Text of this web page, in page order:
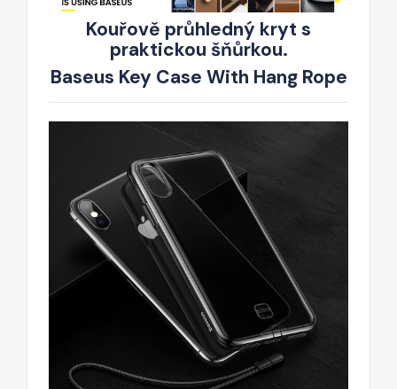
Kouřově průhledný kryt s
praktickou šňůrkou.
Baseus Key Case With Hang Rope